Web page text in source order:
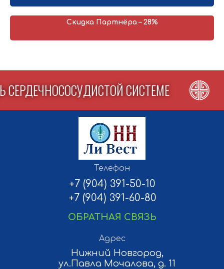
помогающие при различных проблемах со здоровьем.
Скидка Партнёра – 28%
СЕРДЕЧНОСОСУДИСТОЙ СИСТЕМЕ
Телефон
+7 (904) 391-50-10
+7 (904) 391-60-80
ОБРАТНАЯ СВЯЗЬ
Адрес
Нижний Новгород,
ул.Павла Мочалова, д. 11